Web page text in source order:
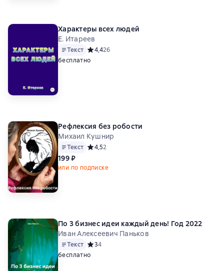
Характеры всех людей
Е. Итареев
Текст Средний рейтинг 4,4 на основе 26 оценок
4,426
бесплатно
Рефлексия без робости
Михаил Кушнир
Текст Средний рейтинг 4,5 на основе 2 оценок
4,52
199 ₽
или по подписке
По 3 бизнес идеи каждый день! Год 2022
Иван Алексеевич Паньков
Текст Средний рейтинг 3 на основе 4 оценок
34
бесплатно